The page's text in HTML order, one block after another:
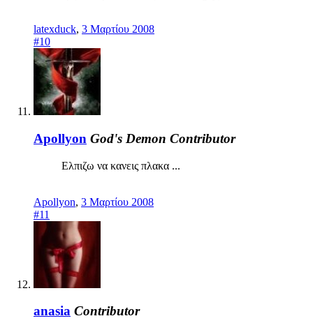
latexduck, 3 Μαρτίου 2008
#10
Apollyon God's Demon Contributor
Ελπιζω να κανεις πλακα ...
Apollyon, 3 Μαρτίου 2008
#11
anasia Contributor